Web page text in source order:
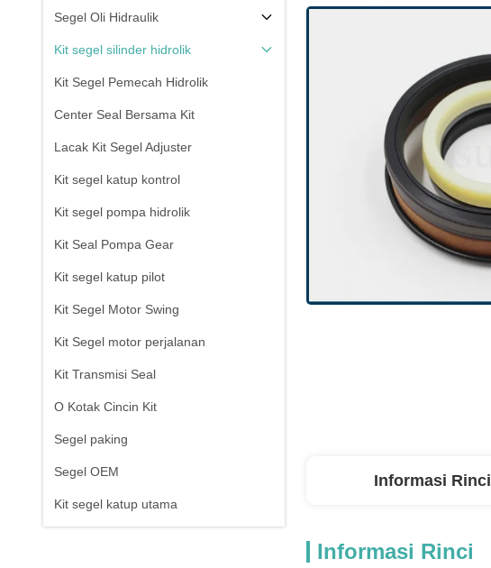
Segel Oli Hidraulik
Kit segel silinder hidrolik
Kit Segel Pemecah Hidrolik
Center Seal Bersama Kit
Lacak Kit Segel Adjuster
Kit segel katup kontrol
Kit segel pompa hidrolik
Kit Seal Pompa Gear
Kit segel katup pilot
Kit Segel Motor Swing
Kit Segel motor perjalanan
Kit Transmisi Seal
O Kotak Cincin Kit
Segel paking
Segel OEM
Kit segel katup utama
Informasi Rinci
Informasi Rinci